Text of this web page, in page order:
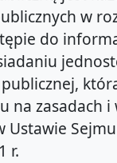
w
do
na zasadach i
Ustawie
r.